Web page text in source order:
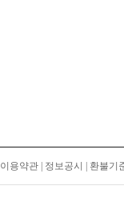
이용약관 정보공시 환불기